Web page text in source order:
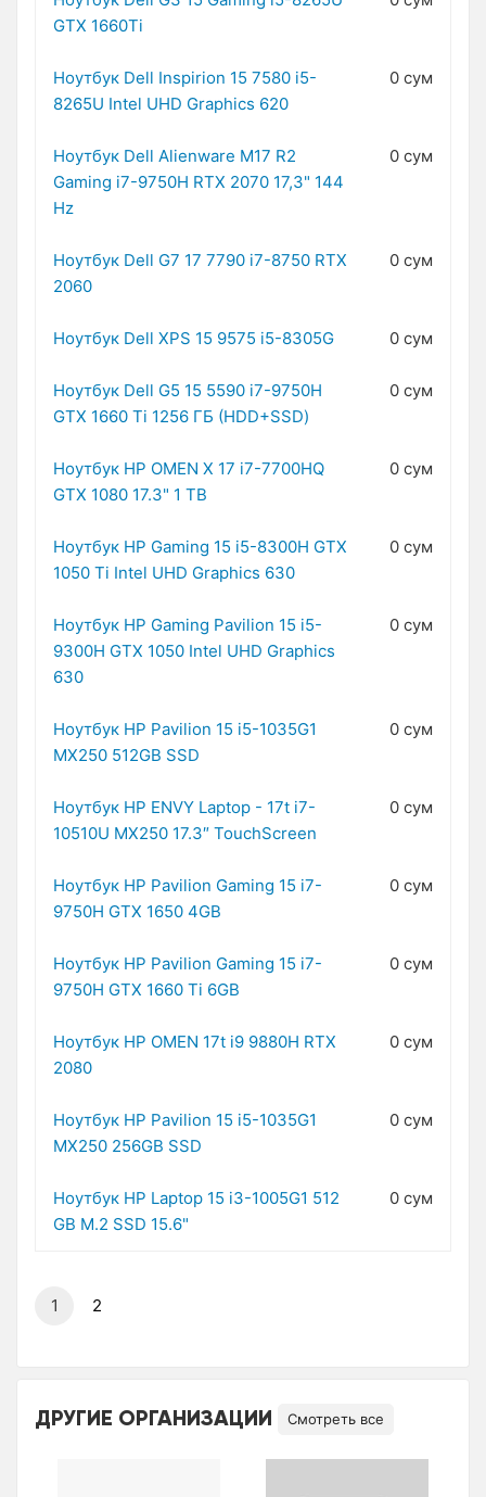
GTX 1660Ti
Ноутбук Dell Inspirion 15 7580 i5-
8265U Intel UHD Graphics 620
0 сум
Ноутбук Dell Alienware M17 R2
Gaming i7-9750H RTX 2070 17,3" 144
Hz
0 сум
Ноутбук Dell G7 17 7790 i7-8750 RTX
2060
0 сум
Ноутбук Dell XPS 15 9575 i5-8305G 0 сум
Ноутбук Dell G5 15 5590 i7-9750H
GTX 1660 Ti 1256 ГБ (HDD+SSD)
0 сум
Ноутбук HP OMEN X 17 i7-7700HQ
GTX 1080 17.3" 1 TB
0 сум
Ноутбук HP Gaming 15 i5-8300H GTX
1050 Ti Intel UHD Graphics 630
0 сум
Ноутбук HP Gaming Pavilion 15 i5-
9300H GTX 1050 Intel UHD Graphics
630
0 сум
Ноутбук HP Pavilion 15 i5-1035G1
MX250 512GB SSD
0 сум
Ноутбук HP ENVY Laptop - 17t i7-
10510U MX250 17.3″ TouchScreen
0 сум
Ноутбук HP Pavilion Gaming 15 i7-
9750H GTX 1650 4GB
0 сум
Ноутбук HP Pavilion Gaming 15 i7-
9750H GTX 1660 Ti 6GB
0 сум
Ноутбук HP OMEN 17t i9 9880H RTX
2080
0 сум
Ноутбук HP Pavilion 15 i5-1035G1
MX250 256GB SSD
0 сум
Ноутбук HP Laptop 15 i3-1005G1 512
GB M.2 SSD 15.6"
0 сум
1 2
ДРУГИЕ ОРГАНИЗАЦИИ Смотреть все